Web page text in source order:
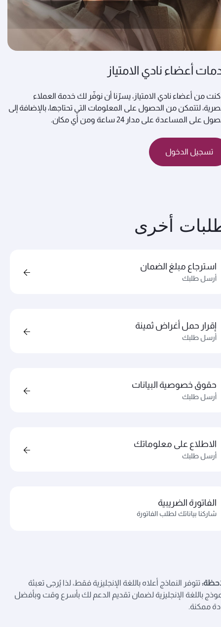
أعضاء نادي الامتياز
من أعضاء نادي الامتياز، يسرّنا أن نوفّر لك خدمة العملاء
لتتمكن من الحصول على المعلومات التي تحتاجها، بالإضافة إلى
على المساعدة على مدار 24 ساعة ومن أي مكان.
تسجيل الدخول
أخرى
استرجاع مبلغ الضمان
أرسل طلبك
إقرار حمل أغراض ثمينة
أرسل طلبك
حقوق خصوصية البيانات
أرسل طلبك
الاطلاع على معلوماتك
أرسل طلبك
الفاتورة الضريبية
شاركنا بياناتك لطلب الفاتورة
تتوفر النماذج أعلاه باللغة الإنجليزية فقط، لذا يُرجى تعبئة
باللغة الإنجليزية لضمان تقديم الدعم لك بأسرع وقت وبأفضل
ممكنة.